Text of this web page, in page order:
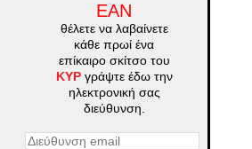
ΕΑΝ
θέλετε να λαβαίνετε
κάθε πρωί ένα
επίκαιρο σκίτσο του
ΚΥΡγράψτε έδω την
ηλεκτρονική σας
διεύθυνση.
Διεύθυνση